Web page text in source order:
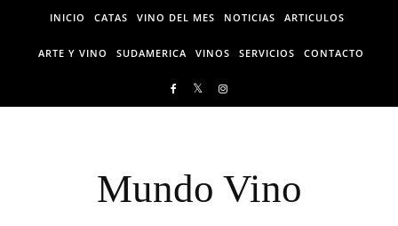
Skip to content
INICIO CATAS VINO DEL MES NOTICIAS ARTICULOS
ARTE Y VINO SUDAMERICA VINOS SERVICIOS CONTACTO
Mundo Vino